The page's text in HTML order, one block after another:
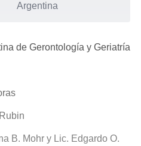
Argentina
de Gerontología y Geriatría
B. Mohr y Lic. Edgardo O.